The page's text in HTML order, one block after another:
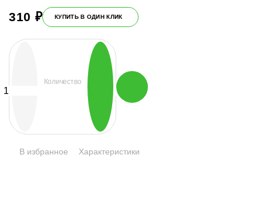
310 ₽ КУПИТЬ В ОДИН КЛИК
Количество
Количество
Липа
термо
профиль
15х90х1200
В избранное Характеристики